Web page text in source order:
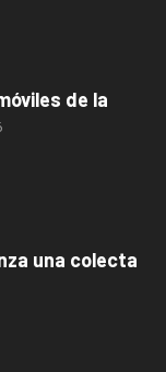
de la
una colecta